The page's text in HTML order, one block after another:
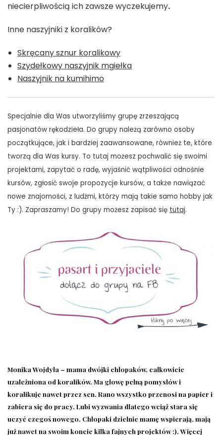
niecierpliwością ich zawsze wyczekujemy.
Inne naszyjniki z koralików?
Skręcany sznur koralikowy
Szydełkowy naszyjnik mgiełka
Naszyjnik na kumihimo
Specjalnie dla Was utworzyliśmy grupę zrzeszającą
pasjonatów rękodzieła. Do grupy należą zarówno osoby
początkujące, jak i bardziej zaawansowane, również te, które
tworzą dla Was kursy. To tutaj możesz pochwalić się swoimi
projektami, zapytać o radę, wyjaśnić wątpliwości odnośnie
kursów, zgłosić swoje propozycje kursów, a także nawiązać
nowe znajomości, z ludźmi, którzy mają takie samo hobby jak
Ty :). Zapraszamy! Do grupy możesz zapisać się tutaj.
Monika Wojdyła – mama dwójki chłopaków, całkowicie
uzależniona od koralików. Ma głowę pełną pomysłów i
koralikuje nawet przez sen. Rano wszystko przenosi na papier i
zabiera się do pracy. Lubi wyzwania dlatego wciąż stara się
uczyć czegoś nowego. Chłopaki dzielnie mamę wspierają, mają
już nawet na swoim koncie kilka fajnych projektów :). Więcej